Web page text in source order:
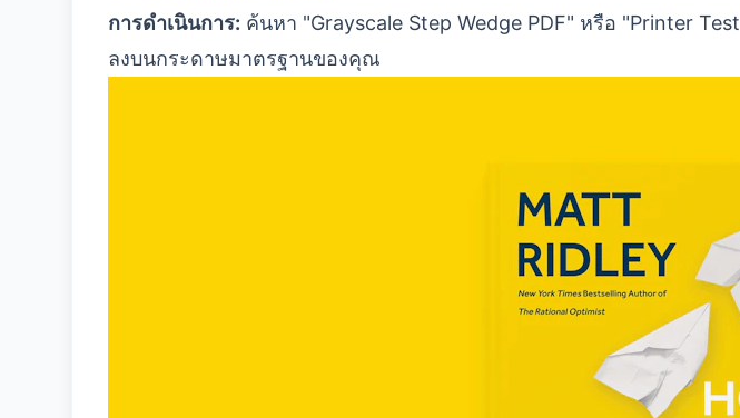
การดำเนินการ: ค้นหา "Grayscale Step Wedge PDF" หรือ "Printer
ลงบนกระดาษมาตรฐานของคุณ